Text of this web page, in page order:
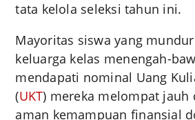
tata kelola seleksi tahun ini.
Mayoritas siswa yang
keluarga kelas menengah-
mendapati nominal Uang
(UKT) mereka melompat jauh
aman kemampuan finansial